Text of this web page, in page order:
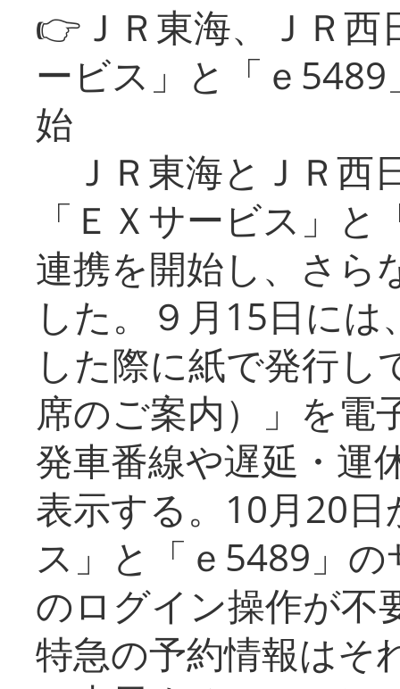
👉ＪＲ東海、ＪＲ
ービス」と「ｅ
始
ＪＲ東海とＪＲ西
「ＥＸサービス」
連携を開始し、さら
した。９月15日に
した際に紙で発行し
席のご案内）」を電
発車番線や遅延・運
表示する。10月20
ス」と「ｅ5489」
のログイン操作が不
特急の予約情報はそ